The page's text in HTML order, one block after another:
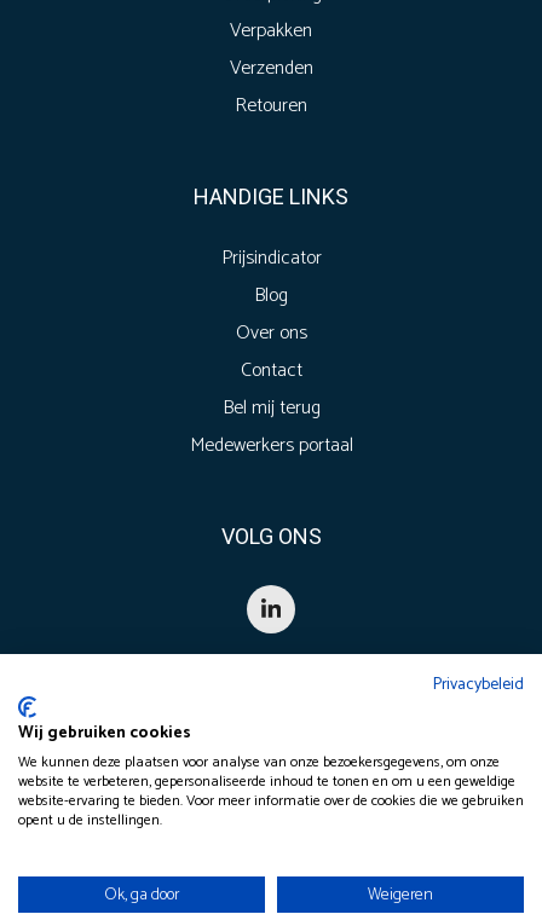
ontvangen?
Verpakken
Verzenden
Retouren
HANDIGE LINKS
Prijsindicator
Blog
Over ons
Contact
Bel mij terug
Medewerkers portaal
VOLG ONS
Privacybeleid
Wij gebruiken cookies
We kunnen deze plaatsen voor analyse van onze bezoekersgegevens, om onze
website te verbeteren, gepersonaliseerde inhoud te tonen en om u een geweldige
website-ervaring te bieden. Voor meer informatie over de cookies die we gebruiken
opent u de instellingen.
Ok, ga door Weigeren